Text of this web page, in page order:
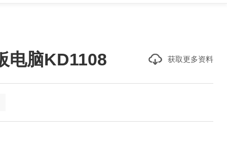
电脑KD1108 获取更多资料